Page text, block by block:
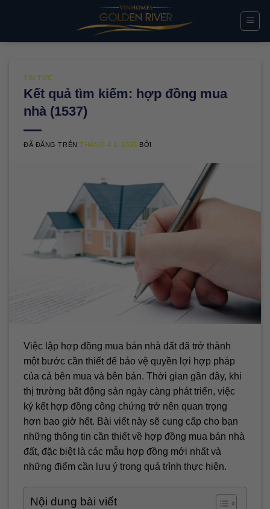
TIN TỨC
Kết quả tìm kiếm: hợp đồng mua
nhà (1537)
ĐÃ ĐĂNG TRÊNTHÁNG 4 1, 2025 BỞI
Việc lập hợp đồng mua bán nhà đất đã trở thành
một bước cần thiết để bảo vệ quyền lợi hợp pháp
của cả bên mua và bên bán. Thời gian gần đây, khi
thị trường bất động sản ngày càng phát triển, việc
ký kết hợp đồng công chứng trở nên quan trọng
hơn bao giờ hết. Bài viết này sẽ cung cấp cho bạn
những thông tin cần thiết về hợp đồng mua bán nhà
đất, đặc biệt là các mẫu hợp đồng mới nhất và
những điểm cần lưu ý trong quá trình thực hiện.
Nội dung bài viết